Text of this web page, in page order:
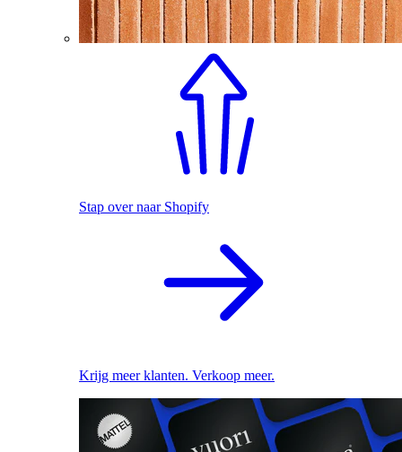
Stap over naar Shopify
Krijg meer klanten. Verkoop meer.